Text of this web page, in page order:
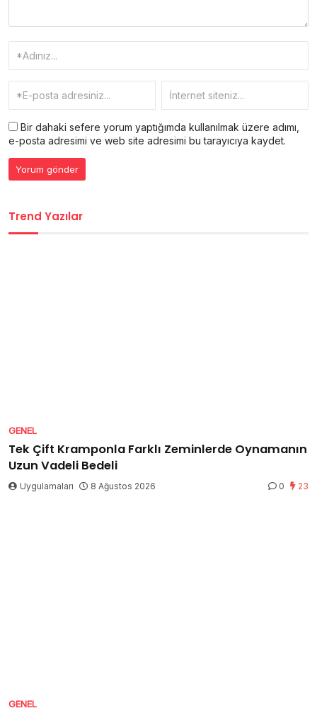
Bir dahaki sefere yorum yaptığımda kullanılmak üzere adımı,
e-posta adresimi ve web site adresimi bu tarayıcıya kaydet.
Trend Yazılar
GENEL
Tek Çift Kramponla Farklı Zeminlerde Oynamanın
Uzun Vadeli Bedeli
Uygulamaları 8 Ağustos 2026 0 23
GENEL